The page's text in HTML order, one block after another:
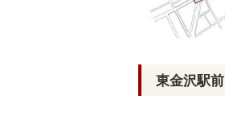
東金沢駅前